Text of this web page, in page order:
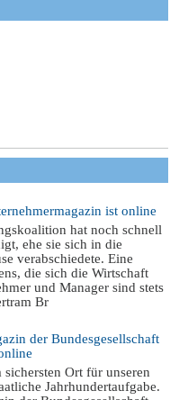
ist online
hat noch schnell
ehe sie sich in die
verabschiedete. Eine
die sich die Wirtschaft
und Manager sind stets
Br
der Bundesgesellschaft
sichersten Ort für unseren
Jahrhundertaufgabe.